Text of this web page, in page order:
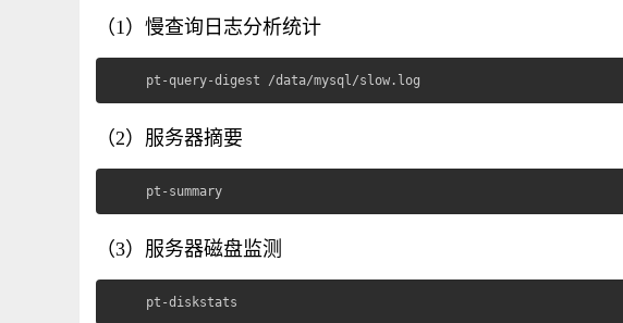
（1）慢查询日志分析统计
pt-query-digest /data/mysql/slow.log
（2）服务器摘要
pt-summary
（3）服务器磁盘监测
pt-diskstats